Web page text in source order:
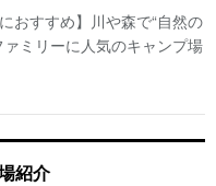
おすすめ】川や森で“自然の
ミリーに人気のキャンプ場
紹介